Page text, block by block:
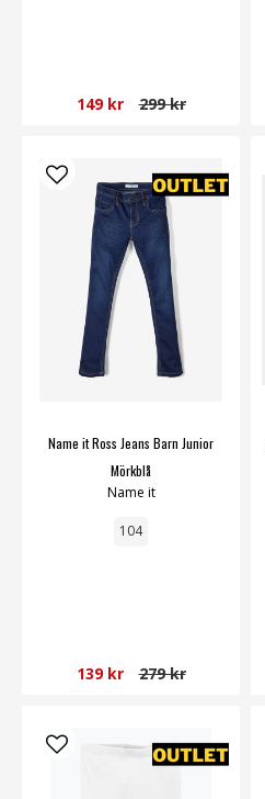
149 kr 299 kr
Name it Ross Jeans Barn Junior
Mörkblå
Name it
104
139 kr 279 kr